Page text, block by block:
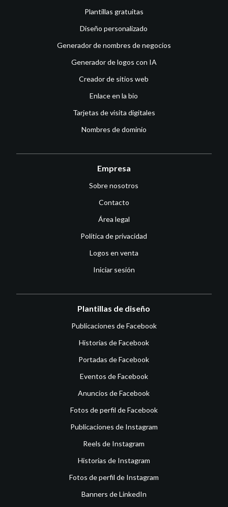
Plantillas gratuitas
Diseño personalizado
Generador de nombres de negocios
Generador de logos con IA
Creador de sitios web
Enlace en la bio
Tarjetas de visita digitales
Nombres de dominio
Empresa
Sobre nosotros
Contacto
Área legal
Política de privacidad
Logos en venta
Iniciar sesión
Plantillas de diseño
Publicaciones de Facebook
Historias de Facebook
Portadas de Facebook
Eventos de Facebook
Anuncios de Facebook
Fotos de perfil de Facebook
Publicaciones de Instagram
Reels de Instagram
Historias de Instagram
Fotos de perfil de Instagram
Banners de LinkedIn